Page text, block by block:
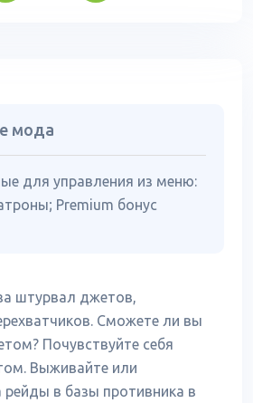
мода
для управления из меню:
Premium бонус
штурвал джетов,
Сможете ли вы
Почувствуйте себя
Выживайте или
рейды в базы противника в